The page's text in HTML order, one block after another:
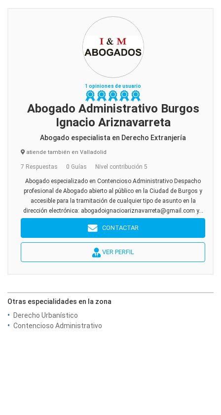
1 opiniones de usuario
Abogado Administrativo Burgos
Ignacio Ariznavarreta
Abogado especialista en Derecho Extranjería
atiende también en Valladolid
7 Respuestas 0 Guías Nivel contribución 5
Abogado especializado en Contencioso Administrativo Despacho
profesional de Abogado abierto al público en la Ciudad de Burgos y
accesible para la tramitación de cualquier tipo de asunto en la
dirección electrónica: abogadoignacioariznavarreta@gmail.com y...
CONTACTAR
VER PERFIL
Otras especialidades en la zona
Derecho Urbanístico
Contencioso Administrativo